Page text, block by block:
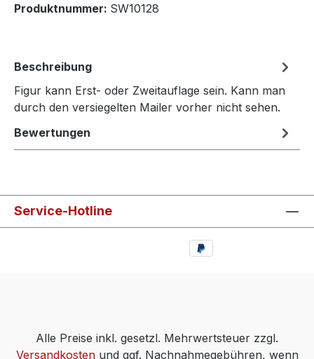
Produktnummer: SW10128
Beschreibung
Figur kann Erst- oder Zweitauflage sein. Kann man
durch den versiegelten Mailer vorher nicht sehen.
Bewertungen
Service-Hotline
Alle Preise inkl. gesetzl. Mehrwertsteuer zzgl.
Versandkostenund ggf. Nachnahmegebühren, wenn